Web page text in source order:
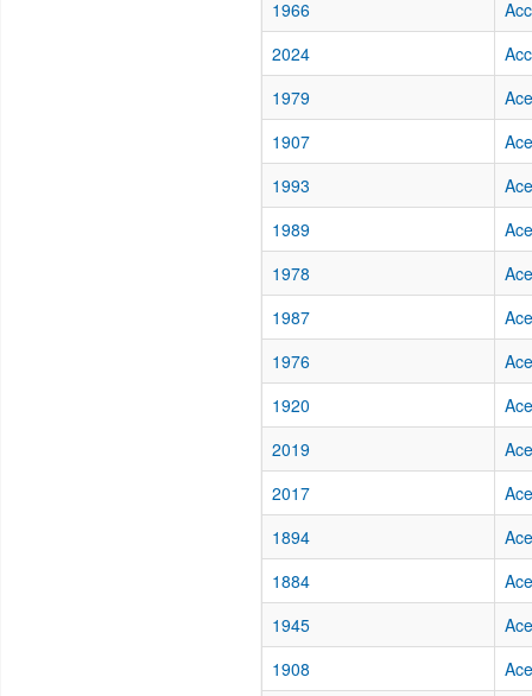
1966
2024
1979
1907
1993
1989
1978
1987
1976
1920
2019
2017
1894
1884
1945
1908